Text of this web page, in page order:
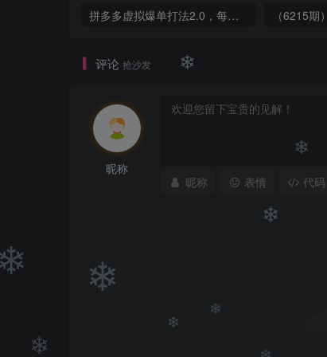
拼多多虚拟爆单打法2.0，每天10分钟，月产5000+，从0到1赚收益教程
评论 抢沙发
昵称
昵称 表情 代码
❄